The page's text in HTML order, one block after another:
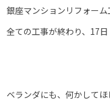
銀座マンションリフォーム
全ての工事が終わり、17
ベランダにも、何かして